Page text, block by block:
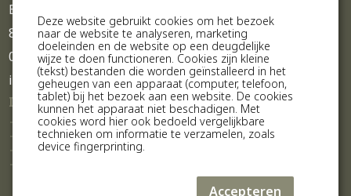
Beuckenswijkstraat 26
8565 GN Sondel
0514-602300
info@parcsondel.nl
Informatie
De Bungalows
Gaasterland
Onze buren
Historie Parc Sondel
IJsselmeer
Deze website gebruikt cookies om het bezoek
naar de website te analyseren, marketing
doeleinden en de website op een deugdelijke
wijze te doen functioneren. Cookies zijn kleine
(tekst) bestanden die worden geïnstalleerd in het
geheugen van een apparaat (computer, telefoon,
tablet) bij het bezoek aan een website. De cookies
kunnen het apparaat niet beschadigen. Met
cookies word hier ook bedoeld vergelijkbare
technieken om informatie te verzamelen, zoals
device fingerprinting.
Accepteren